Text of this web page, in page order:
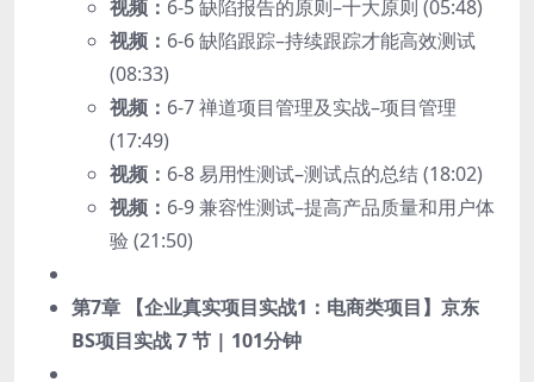
视频： 6-5 缺陷报告的原则–十大原则 (05:48)
视频： 6-6 缺陷跟踪–持续跟踪才能高效测试
(08:33)
视频： 6-7 禅道项目管理及实战–项目管理
(17:49)
视频： 6-8 易用性测试–测试点的总结 (18:02)
视频： 6-9 兼容性测试–提高产品质量和用户体
验 (21:50)
第7章 【企业真实项目实战1：电商类项目】京东
BS项目实战7 节 | 101分钟